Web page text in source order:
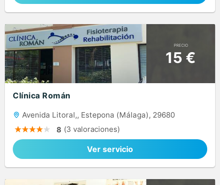
PRECIO
15 €
Clínica Román
Avenida Litoral,, Estepona (Málaga), 29680
8 (3 valoraciones)
Ver servicio